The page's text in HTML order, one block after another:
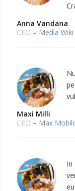
Anna Vandana
CEO – Media Wiki
Maxi Milli
CEO – Max
In